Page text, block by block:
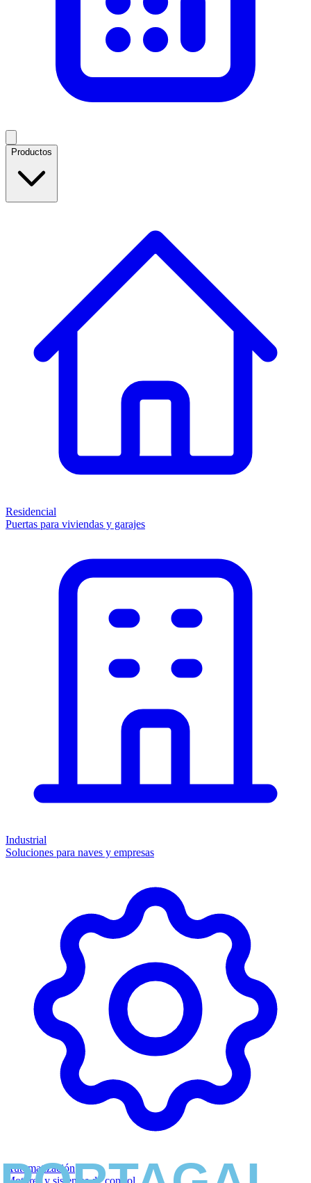
Productos
Residencial
Puertas para viviendas y garajes
Industrial
Soluciones para naves y empresas
Automatización
Motores y sistemas de control